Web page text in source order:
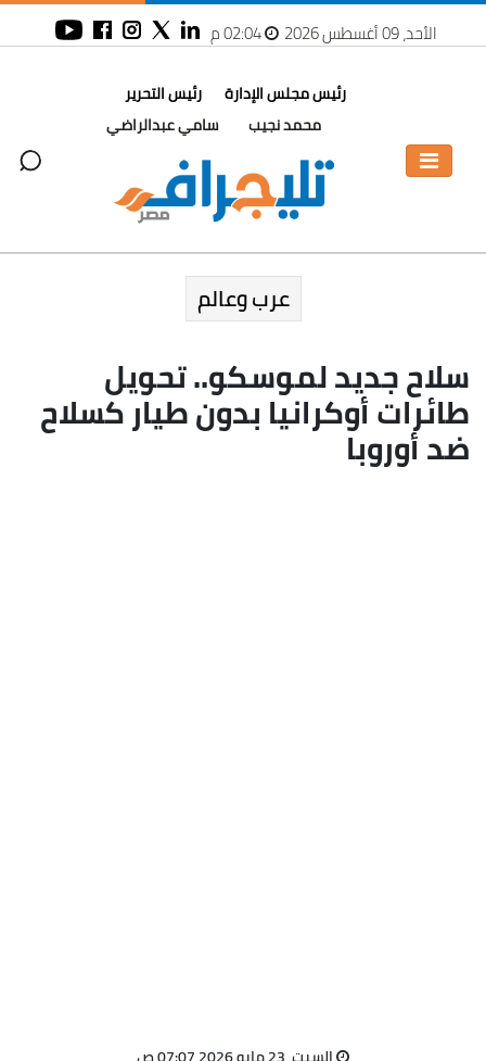
الأحد، 09 أغسطس 2026 02:04 م
رئيس مجلس الإدارة
محمد نجيب
رئيس التحرير
سامي عبدالراضي
عرب وعالم
سلاح جديد لموسكو.. تحويل
طائرات أوكرانيا بدون طيار كسلاح
ضد أوروبا